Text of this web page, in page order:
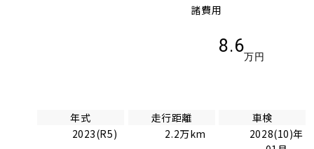
諸費用
8.6
万円
年式
2023(R5)
走行距離
2.2万km
車検
2028(10)年